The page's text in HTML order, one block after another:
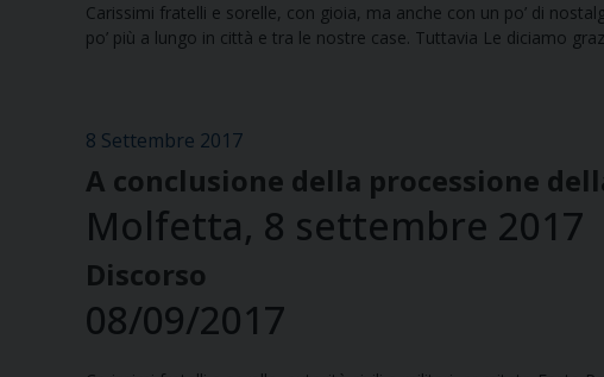
Carissimi fratelli e sorelle, con gioia, ma anche con un po’ di
po’ più a lungo in città e tra le nostre case. Tuttavia Le diciamo
8 Settembre 2017
A conclusione della processione
Molfetta, 8 settembre 2017
Discorso
08/09/2017